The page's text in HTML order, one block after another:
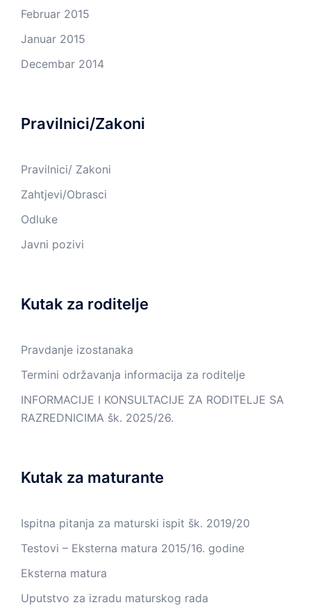
Februar 2015
Januar 2015
Decembar 2014
Pravilnici/Zakoni
Pravilnici/ Zakoni
Zahtjevi/Obrasci
Odluke
Javni pozivi
Kutak za roditelje
Pravdanje izostanaka
Termini održavanja informacija za roditelje
INFORMACIJE I KONSULTACIJE ZA RODITELJE SA
RAZREDNICIMA šk. 2025/26.
Kutak za maturante
Ispitna pitanja za maturski ispit šk. 2019/20
Testovi – Eksterna matura 2015/16. godine
Eksterna matura
Uputstvo za izradu maturskog rada